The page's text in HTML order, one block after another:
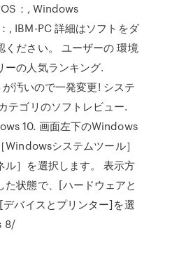
：, Windows
, IBM-PC 詳細はソフトをダ
ください。 ユーザーの 環境
ーの人気ランキング.
汚いので一発変更! システ
テゴリのソフトレビュー.
10. 画面左下のWindows
システムツール］
ル］を選択します。 表示方
た状態で、[ハードウェアと
バイスとプリンター]を選
8/